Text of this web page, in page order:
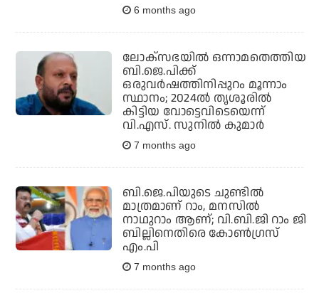
6 months ago
ലോക്‌സഭയില്‍ ഒന്നാമതെത്തിയ
ബി.ജെ.പിക്ക്
ഒരുവര്‍ഷത്തിനിപ്പുറം മൂന്നാം
സ്ഥാനം; 2024ല്‍ തൃശൂരില്‍
കിട്ടിയ വോട്ടെവിടെയെന്ന്
വി.എസ്. സുനില്‍ കുമാര്‍
7 months ago
ബി.ജെ.പിയുടെ ചുണ്ടില്‍
മാത്രമാണ് റാം, മനസില്‍
നാഥുറാം ആണ്; വി.ബി.ജി റാം ജി
ബില്ലിനെതിരെ കോണ്‍ഗ്രസ്
എം.പി
7 months ago